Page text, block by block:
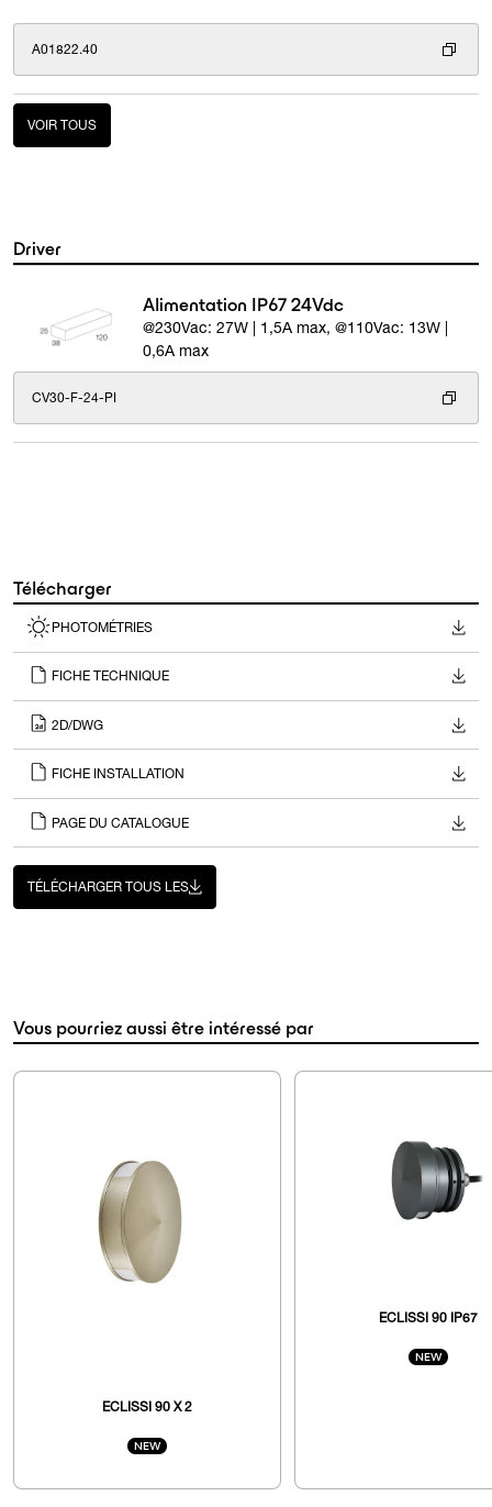
A01822.40
VOIR TOUS
Driver
Alimentation IP67 24Vdc
@230Vac: 27W | 1,5A max, @110Vac: 13W |
0,6A max
CV30-F-24-PI
Télécharger
PHOTOMÉTRIES
FICHE TECHNIQUE
2D/DWG
FICHE INSTALLATION
PAGE DU CATALOGUE
TÉLÉCHARGER TOUS LES
Vous pourriez aussi être intéressé par
ECLISSI 90 X 2
NEW
ECLISSI 90 IP67
NEW